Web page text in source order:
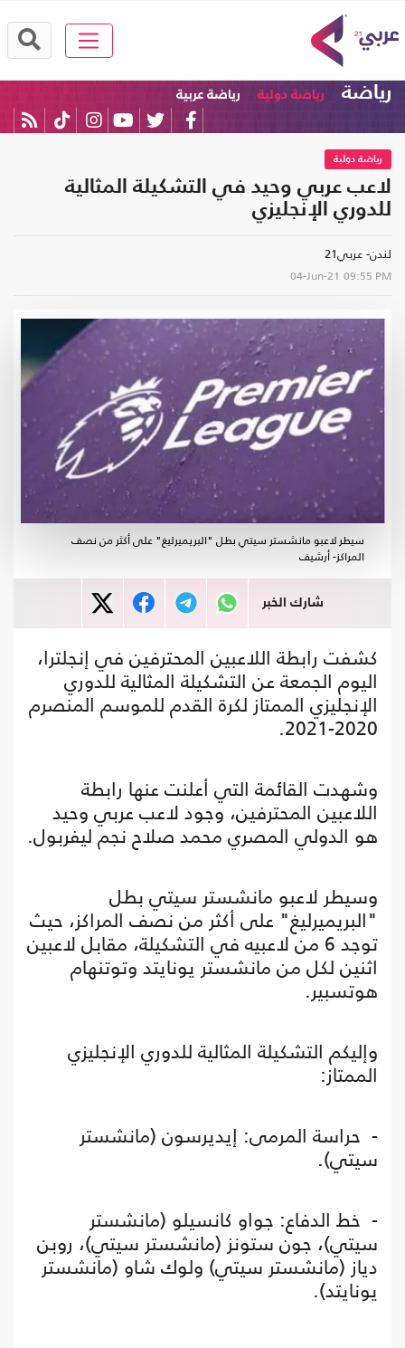
رياضة رياضة دولية رياضة عربية
رياضة دولية
لاعب عربي وحيد في التشكيلة المثالية
للدوري الإنجليزي
لندن- عربي21
04-Jun-21 09:55 PM
سيطر لاعبو مانشستر سيتي بطل "البريميرليغ" على أكثر من نصف
المراكز- أرشيف
شارك الخبر
كشفت رابطة اللاعبين المحترفين في إنجلترا،
اليوم الجمعة عن التشكيلة المثالية للدوري
الإنجليزي الممتاز لكرة القدم للموسم المنصرم
2020-2021.
وشهدت القائمة التي أعلنت عنها رابطة
اللاعبين المحترفين، وجود لاعب عربي وحيد
هو الدولي المصري محمد صلاح نجم ليفربول.
وسيطر لاعبو مانشستر سيتي بطل
"البريميرليغ" على أكثر من نصف المراكز، حيث
توجد 6 من لاعبيه في التشكيلة، مقابل لاعبين
اثنين لكل من مانشستر يونايتد وتوتنهام
هوتسبير.
وإليكم التشكيلة المثالية للدوري الإنجليزي
الممتاز:
- حراسة المرمى: إيديرسون (مانشستر
سيتي).
- خط الدفاع: جواو كانسيلو (مانشستر
سيتي)، جون ستونز (مانشستر سيتي)، روبن
دياز (مانشستر سيتي) ولوك شاو (مانشستر
يونايتد).